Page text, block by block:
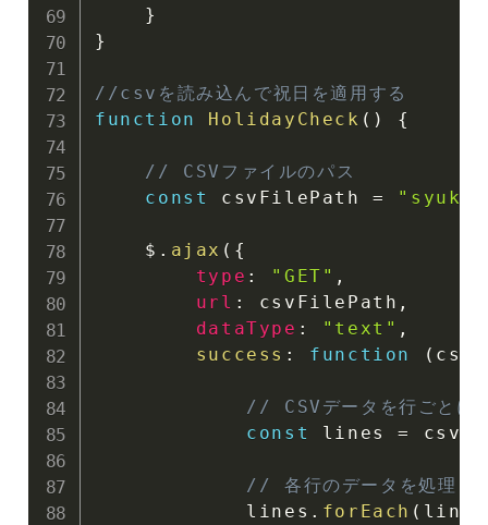
}
}
//csvを読み込んで祝日を適用する
function
HolidayCheck ( ) {
// CSVファイルのパス
const
csvFilePath =
    $
. ajax ( {
type : "GET" ,
url : csvFilePath ,
dataType : "text" ,
success : function (
// CSVデータを行ごとに
const
lines =
// 各行のデータを処理
            lines
. forEach ( line